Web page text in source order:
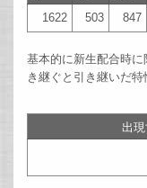
1622
503 847
基本的に新生配合時に
き継ぐと引き継いだ特
出